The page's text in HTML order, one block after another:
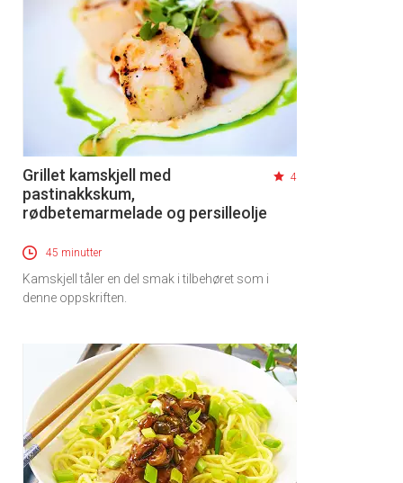
Grillet kamskjell med
pastinakkskum,
rødbetemarmelade og persilleolje
4
45 minutter
Kamskjell tåler en del smak i tilbehøret som i
denne oppskriften.